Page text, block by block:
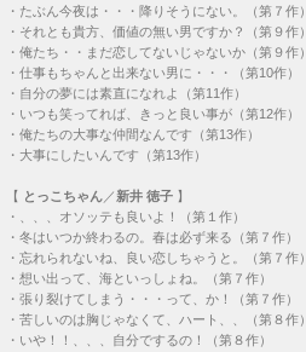
・ たぶん今夜は・・・降りそうにない。（第７作）
・ それとも貴方、価値の無い男ですか？（第９作）
・ 俺たち・・まだ恋してないじゃないか（第９作）
・ 仕事もちゃんと出来ない男に・・・（第10作）
・ 自分の夢には素直になれよ（第11作）
・ いつも笑ってれば、きっと良い事が（第12作）
・ 俺たちの大事な仲間なんです（第13作）
・ 大事にしたいんです（第13作）
【 とっこちゃん ／新井 徳子 】
・
、、、オソッテも良いよ！（第１作）
・ 冬はいつか終わるの。春は必ず来る（第７作）
・ 忘れられないね、良い恋しちゃうと。（第７作）
・ 想い出って、海といっしょね。（第７作）
・ 張り裂けてしまう・・・って、か！（第７作）
・ 苦しいのは胸じゃなくて、ハート、、（第８作）
・ いや！！、、、自分でするの！（第８作）